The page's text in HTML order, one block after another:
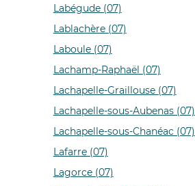
Labégude (07)
Lablachère (07)
Laboule (07)
Lachamp-Raphaël (07)
Lachapelle-Graillouse (07)
Lachapelle-sous-Aubenas (07)
Lachapelle-sous-Chanéac (07)
Lafarre (07)
Lagorce (07)